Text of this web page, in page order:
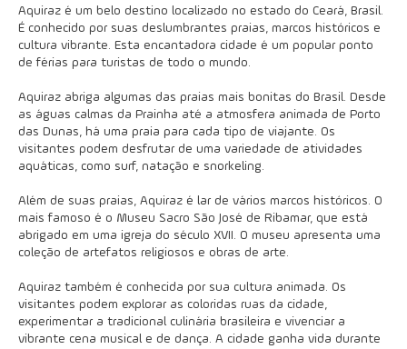
Aquiraz é um belo destino localizado no estado do Ceará, Brasil.
É conhecido por suas deslumbrantes praias, marcos históricos e
cultura vibrante. Esta encantadora cidade é um popular ponto
de férias para turistas de todo o mundo.
Aquiraz abriga algumas das praias mais bonitas do Brasil. Desde
as águas calmas da Prainha até a atmosfera animada de Porto
das Dunas, há uma praia para cada tipo de viajante. Os
visitantes podem desfrutar de uma variedade de atividades
aquáticas, como surf, natação e snorkeling.
Além de suas praias, Aquiraz é lar de vários marcos históricos. O
mais famoso é o Museu Sacro São José de Ribamar, que está
abrigado em uma igreja do século XVII. O museu apresenta uma
coleção de artefatos religiosos e obras de arte.
Aquiraz também é conhecida por sua cultura animada. Os
visitantes podem explorar as coloridas ruas da cidade,
experimentar a tradicional culinária brasileira e vivenciar a
vibrante cena musical e de dança. A cidade ganha vida durante